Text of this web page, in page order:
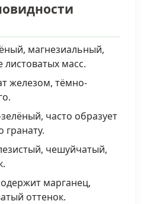
магнезиальный,
листоватых масс.
железом, тёмно-
часто образует
чешуйчатый,
марганец,
оттенок.